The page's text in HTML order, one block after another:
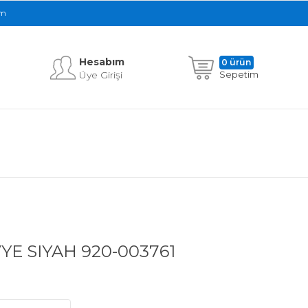
Hesabım
Üye Girişi
Sepetim
0 ürün
SIYAH 920-003761